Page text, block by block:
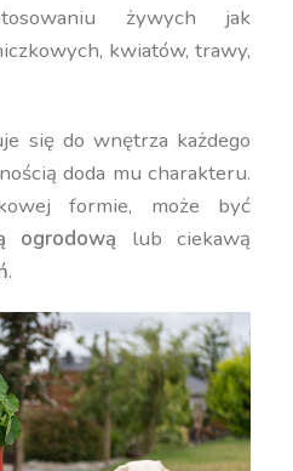
żywych jak
kwiatów, trawy,
się do wnętrza każdego
doda mu charakteru.
formie, może być
ogrodową lub ciekawą
.